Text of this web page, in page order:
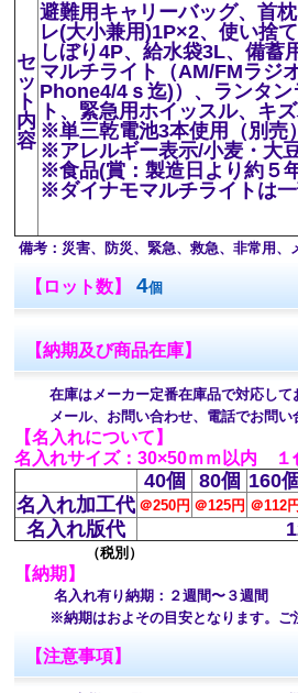
セ
ッ
ト
内
容
避難用キャリーバッグ、首
レ(大小兼用)1P×2、使い捨
しぼり4P、給水袋3L、備蓄
マルチライト（AM/FMラジ
Phone4/4ｓ迄)）、ランタ
ト、緊急用ホイッスル、キ
※単三乾電池3本使用（別売）
※アレルギー表示/小麦・大
※食品(賞：製造日より約５
※ダイナモマルチライトは
備考：災害、防災、緊急、救急、非常用、
【ロット数】 4個
【納期及び商品在庫】
在庫はメーカー定番在庫品で対応して
メール、お問い合わせ、電話でお問い
【名入れについて】
名入れサイズ：30×50ｍｍ以内 １
40個 80個 160個
名入れ加工代 ＠250円 ＠125円 ＠112円
名入れ版代
（税別）
【納期】
名入れ有り納期：２週間〜３週間
※納期はおよその目安となります。ご注
【注意事項】